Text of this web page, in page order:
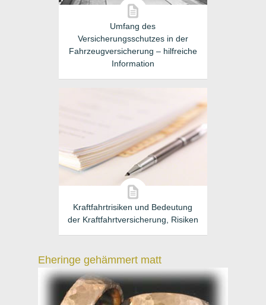
Umfang des
Versicherungsschutzes in der
Fahrzeugversicherung – hilfreiche
Information
Kraftfahrtrisiken und Bedeutung
der Kraftfahrtversicherung, Risiken
Eheringe gehämmert matt